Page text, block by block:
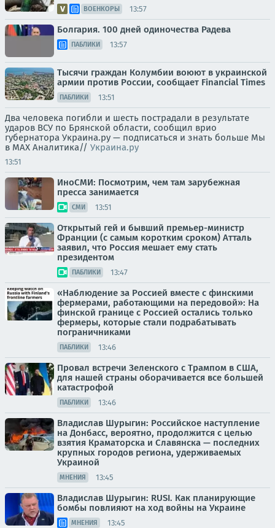
ВОЕНКОРЫ 13:57
Болгария. 100 дней одиночества Радева
ПАБЛИКИ 13:57
Тысячи граждан Колумбии воюют в украинской
армии против России, сообщает Financial Times
ПАБЛИКИ 13:51
Два человека погибли и шесть пострадали в результате
ударов ВСУ по Брянской области, сообщил врио
губернатора Украина.ру — подписаться и знать больше Мы
в MAX Аналитика// Украина.ру
13:51
ИноСМИ: Посмотрим, чем там зарубежная
пресса занимается
СМИ 13:51
Открытый гей и бывший премьер-министр
Франции (с самым коротким сроком) Атталь
заявил, что Россия мешает ему стать
президентом
ПАБЛИКИ 13:47
«Наблюдение за Россией вместе с финскими
фермерами, работающими на передовой»: На
финской границе с Россией остались только
фермеры, которые стали подрабатывать
пограничниками
ПАБЛИКИ 13:46
Провал встречи Зеленского с Трампом в США,
для нашей страны оборачивается все большей
катастрофой
ПАБЛИКИ 13:46
Владислав Шурыгин: Российское наступление
на Донбасс, вероятно, продолжится с целью
взятия Краматорска и Славянска — последних
крупных городов региона, удерживаемых
Украиной
МНЕНИЯ 13:45
Владислав Шурыгин: RUSI. Как планирующие
бомбы повлияют на ход войны на Украине
МНЕНИЯ 13:45